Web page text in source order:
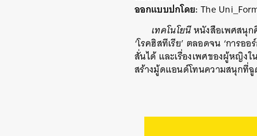
ออกแบบปกโดย: The
เทคโนโยนีหนังสือเพศสนุกศึ
‘โรคฮิสทีเรีย’ ตลอดจน ‘การอ
สั่นได้ และเรื่องเพศของผู้หญิง
สร้างมู้ดแอนด์โทนความสนุกที่